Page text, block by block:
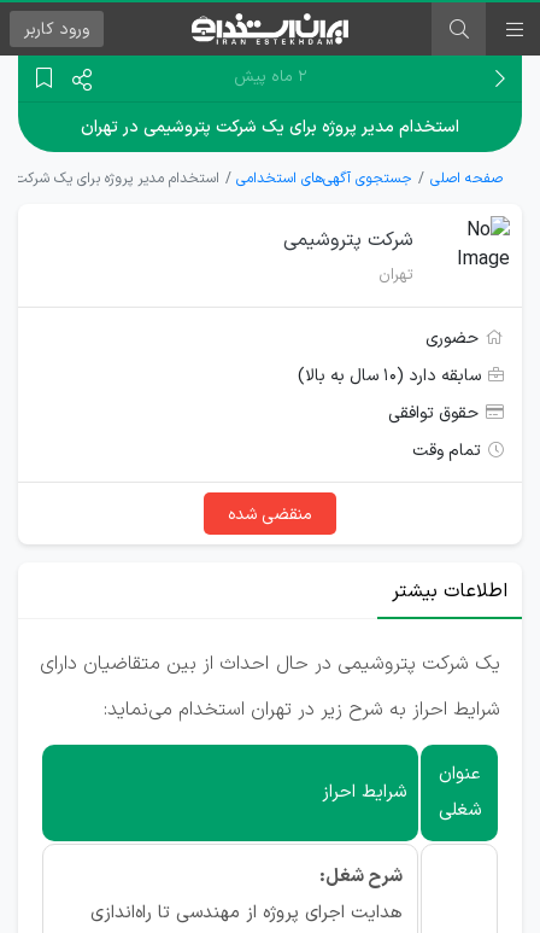
ورود کاربر
۲ ماه پیش
استخدام مدیر پروژه برای یک شرکت پتروشیمی در تهران
صفحه اصلی جستجوی آگهی‌های استخدامی استخدام مدیر پروژه برای یک شرکت
شرکت پتروشیمی
تهران
حضوری
سابقه دارد (۱۰ سال به بالا)
حقوق توافقی
تمام وقت
منقضی شده
اطلاعات بیشتر
یک شرکت پتروشیمی در حال احداث از بین متقاضیان دارای
شرایط احراز به شرح زیر در تهران استخدام می‌نماید:
عنوان
شغلی
شرایط احراز
شرح شغل:
هدایت اجرای پروژه از مهندسی تا راه‌اندازی